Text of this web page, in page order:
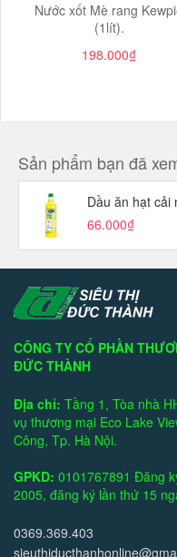
Nước xốt Mè rang
(1lít).
198.000₫
Sản phẩm bạn đã
Dầu ăn hạt cải
66.000₫
CÔNG TY CỔ PHẦN
ĐỨC THÀNH
Địa chỉ: Tầng 1, Tòa nhà
vụ thương mại Eco Lake
Công, Tp. Hà Nội.
GPKD: 0101767891 Đăng
2005, đăng ký lần thứ 15
0369.369.403